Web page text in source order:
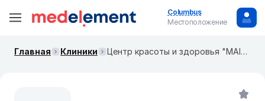
Columbus
Местоположение
Главная Клиники Центр красоты и здоровья "MAISON DE BEAUTE"